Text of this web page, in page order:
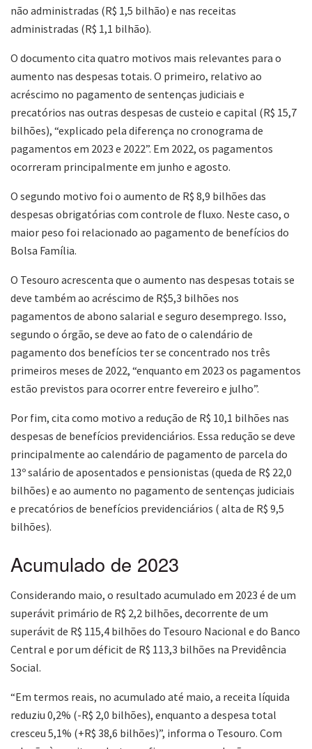
não administradas (R$ 1,5 bilhão) e nas receitas
administradas (R$ 1,1 bilhão).
O documento cita quatro motivos mais relevantes para o
aumento nas despesas totais. O primeiro, relativo ao
acréscimo no pagamento de sentenças judiciais e
precatórios nas outras despesas de custeio e capital (R$ 15,7
bilhões), “explicado pela diferença no cronograma de
pagamentos em 2023 e 2022”. Em 2022, os pagamentos
ocorreram principalmente em junho e agosto.
O segundo motivo foi o aumento de R$ 8,9 bilhões das
despesas obrigatórias com controle de fluxo. Neste caso, o
maior peso foi relacionado ao pagamento de benefícios do
Bolsa Família.
O Tesouro acrescenta que o aumento nas despesas totais se
deve também ao acréscimo de R$5,3 bilhões nos
pagamentos de abono salarial e seguro desemprego. Isso,
segundo o órgão, se deve ao fato de o calendário de
pagamento dos benefícios ter se concentrado nos três
primeiros meses de 2022, “enquanto em 2023 os pagamentos
estão previstos para ocorrer entre fevereiro e julho”.
Por fim, cita como motivo a redução de R$ 10,1 bilhões nas
despesas de benefícios previdenciários. Essa redução se deve
principalmente ao calendário de pagamento de parcela do
13º salário de aposentados e pensionistas (queda de R$ 22,0
bilhões) e ao aumento no pagamento de sentenças judiciais
e precatórios de benefícios previdenciários ( alta de R$ 9,5
bilhões).
Acumulado de 2023
Considerando maio, o resultado acumulado em 2023 é de um
superávit primário de R$ 2,2 bilhões, decorrente de um
superávit de R$ 115,4 bilhões do Tesouro Nacional e do Banco
Central e por um déficit de R$ 113,3 bilhões na Previdência
Social.
“Em termos reais, no acumulado até maio, a receita líquida
reduziu 0,2% (-R$ 2,0 bilhões), enquanto a despesa total
cresceu 5,1% (+R$ 38,6 bilhões)”, informa o Tesouro. Com